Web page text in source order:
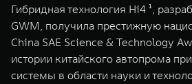
WEY 07
Расширяя границы комфорта
от 6 149 000 ₽
Гибридная технология Hi4 ¹,
GWM, получила престижную
China SAE Science & Technology
истории китайского автопрома
системы в области науки и